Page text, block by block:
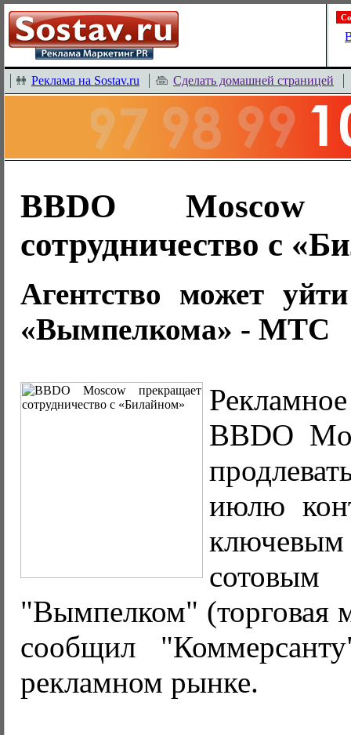
Реклама на Sostav.ru Сделать домашней страницей
BBDO Moscow
сотрудничество с
Агентство может
«Вымпелкома» - МТС
BBDO
июлю
"Вымпелком" (торговая
сообщил
рекламном рынке.